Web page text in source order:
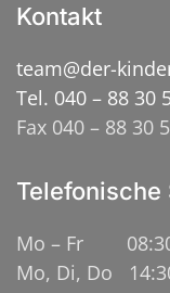
Kontakt
team@der-
Tel. 040 – 88 30
Fax 040 – 88 30
Mo – Fr 08:30
Mo, Di, Do